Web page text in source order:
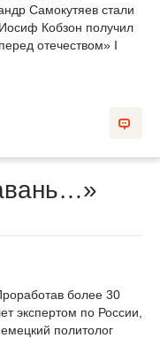
Самокутяев стали
Кобзон получил
отечеством» I
более 30
экспертом по России,
политолог